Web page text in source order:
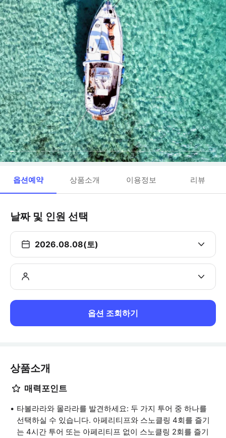
옵션예약 상품소개 이용정보 리뷰
날짜 및 인원 선택
2026.08.08(토)
옵션 조회하기
상품소개
매력포인트
타볼라라와 몰라라를 발견하세요: 두 가지 투어 중 하나를
선택하실 수 있습니다. 아페리티프와 스노클링 4회를 즐기
는 4시간 투어 또는 아페리티프 없이 스노클링 2회를 즐기